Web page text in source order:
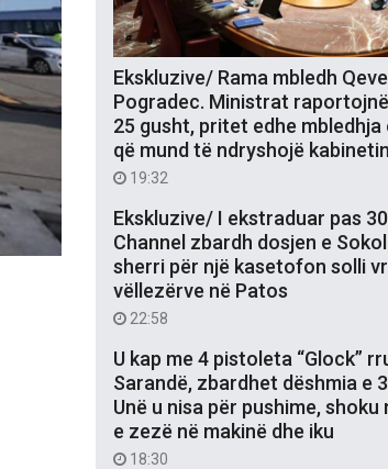
Ekskluzive/ Rama mbledh
Pogradec. Ministrat
25 gusht, pritet edhe mbledhja
që mund të ndryshojë kabinetin
19:32
Ekskluzive/ I ekstraduar pas
Channel zbardh dosjen e
sherri për një kasetofon solli
vëllezërve në Patos
22:58
U kap me 4 pistoleta “Glock”
Sarandë, zbardhet dëshmia e
Unë u nisa për pushime,
e zezë në makinë dhe iku
18:30